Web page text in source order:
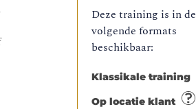
Deze training is in de
volgende formats
beschikbaar:
Klassikale training
Op locatie klant